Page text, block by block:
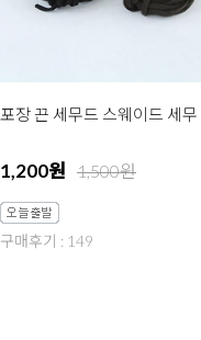
1,200원 1,500원
구매후기 : 149